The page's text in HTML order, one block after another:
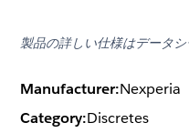
製品の詳しい仕様はデータ
Manufacturer:Nexperia
Category:Discretes